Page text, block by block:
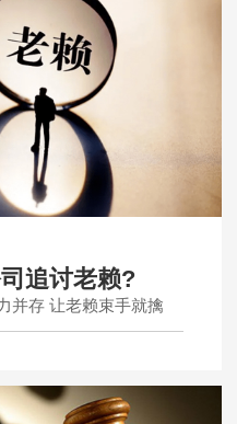
追讨老赖?
并存 让老赖束手就擒